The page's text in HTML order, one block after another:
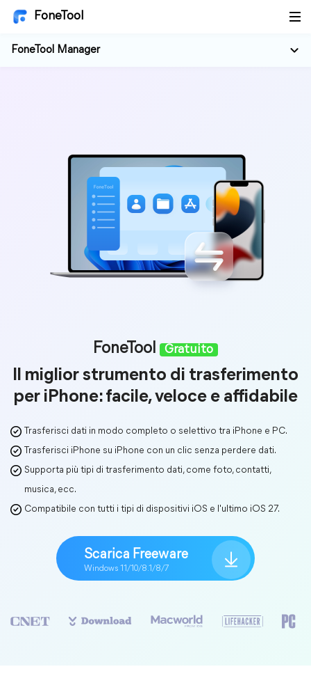
FoneTool
FoneTool Manager
FoneTool Gratuito
Il miglior strumento di trasferimento
per iPhone: facile, veloce e affidabile
Trasferisci dati in modo completo o selettivo tra iPhone e PC.
Trasferisci iPhone su iPhone con un clic senza perdere dati.
Supporta più tipi di trasferimento dati, come foto, contatti,
musica, ecc.
Compatibile con tutti i tipi di dispositivi iOS e l'ultimo iOS 27.
Scarica Freeware
Windows 11/10/8.1/8/7